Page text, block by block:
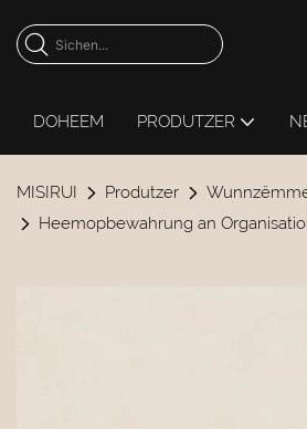
DOHEEM PRODUTZER
MISIRUI Produtzer
Heemopbewahrung an